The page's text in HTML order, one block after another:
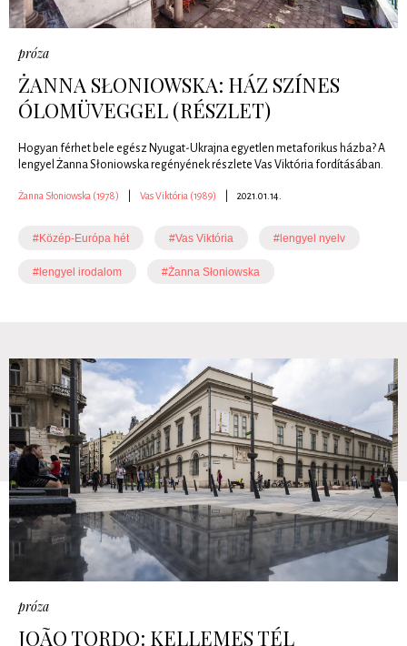
próza
ŻANNA SŁONIOWSKA: HÁZ SZÍNES
ÓLOMÜVEGGEL (RÉSZLET)
Hogyan férhet bele egész Nyugat-Ukrajna egyetlen metaforikus házba? A
lengyel Żanna Słoniowska regényének részlete Vas Viktória fordításában.
Żanna Słoniowska (1978) Vas Viktória (1989) 2021.01.14.
#Közép-Európa hét #Vas Viktória #lengyel nyelv
#lengyel irodalom #Żanna Słoniowska
próza
JOÃO TORDO: KELLEMES TÉL